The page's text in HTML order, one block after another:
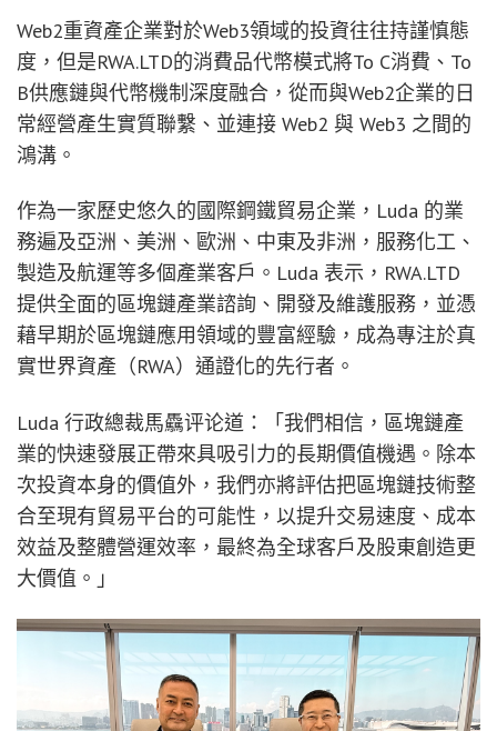
Web2重資產企業對於Web3領域的投資往往持謹慎態
度，但是RWA.LTD的消費品代幣模式將To C消費、To
B供應鏈與代幣機制深度融合，從而與Web2企業的日
常經營產生實質聯繫、並連接 Web2 與 Web3 之間的
鴻溝。
作為一家歷史悠久的國際鋼鐵貿易企業，Luda 的業
務遍及亞洲、美洲、歐洲、中東及非洲，服務化工、
製造及航運等多個產業客戶。Luda 表示，RWA.LTD
提供全面的區塊鏈產業諮詢、開發及維護服務，並憑
藉早期於區塊鏈應用領域的豐富經驗，成為專注於真
實世界資產（RWA）通證化的先行者。
Luda 行政總裁馬驫评论道：「我們相信，區塊鏈產
業的快速發展正帶來具吸引力的長期價值機遇。除本
次投資本身的價值外，我們亦將評估把區塊鏈技術整
合至現有貿易平台的可能性，以提升交易速度、成本
效益及整體營運效率，最終為全球客戶及股東創造更
大價值。」